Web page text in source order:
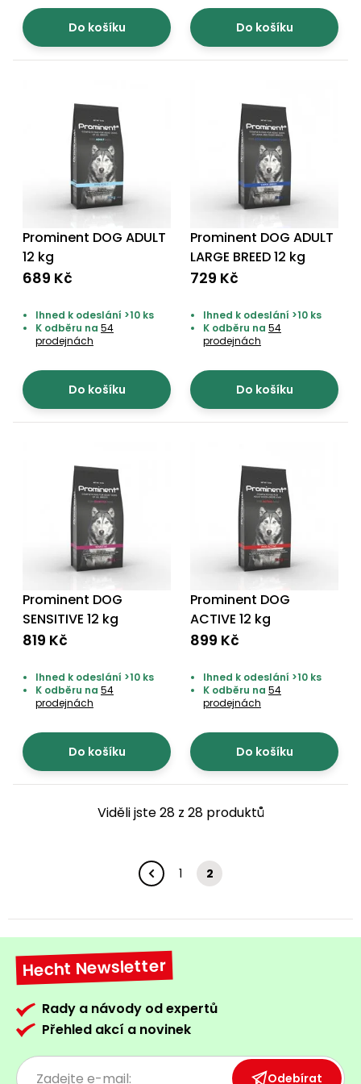
Do košíku Do košíku
Prominent DOG ADULT
12 kg
689 Kč
Ihned k odeslání >10 ks
K odběru na 54
prodejnách
Do košíku
Prominent DOG ADULT
LARGE BREED 12 kg
729 Kč
Ihned k odeslání >10 ks
K odběru na 54
prodejnách
Do košíku
Prominent DOG
SENSITIVE 12 kg
819 Kč
Ihned k odeslání >10 ks
K odběru na 54
prodejnách
Do košíku
Prominent DOG
ACTIVE 12 kg
899 Kč
Ihned k odeslání >10 ks
K odběru na 54
prodejnách
Do košíku
Viděli jste 28 z 28 produktů
1 2
Hecht Newsletter
Rady a návody od expertů
Přehled akcí a novinek
Odebírat